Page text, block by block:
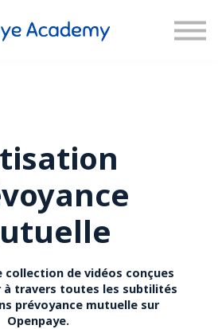
Blog
collection de vidéos conçues
à travers toutes les subtilités
prévoyance mutuelle sur
Openpaye.